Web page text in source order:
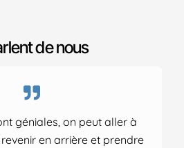
de nous
géniales, on peut aller à
en arrière et prendre